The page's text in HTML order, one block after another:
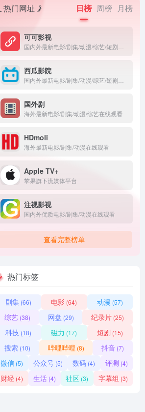
热门网址 日榜 周榜 月榜
可可影视
西瓜影院
国外剧
海外最新电影/剧集/动漫/综艺在线观看
HDmoli
海外最新电影/剧集/动漫在线观看
‎Apple TV+
苹果旗下流媒体平台
注视影视
国内外优质电影/剧集/动漫在线观看
查看完整榜单
热门标签
剧集 (66) 电影 (64) 动漫 (57)
综艺(38) 网盘 (29) 纪录片 (25)
科技 (18) 磁力 (17) 短剧 (15)
搜索(10) 哔哩哔哩 (8) 抖音 (7)
微信 (5) 公众号(5) 数码 (4) 评测 (4)
财经 (4) 生活(4) 社区 (3) 字幕组 (3)